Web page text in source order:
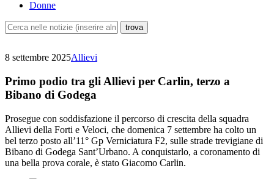
Donne
8 settembre 2025Allievi
Primo podio tra gli Allievi per Carlin, terzo a
Bibano di Godega
Prosegue con soddisfazione il percorso di crescita della squadra
Allievi della Forti e Veloci, che domenica 7 settembre ha colto un
bel terzo posto all’11° Gp Verniciatura F2, sulle strade trevigiane di
Bibano di Godega Sant’Urbano. A conquistarlo, a coronamento di
una bella prova corale, è stato Giacomo Carlin.